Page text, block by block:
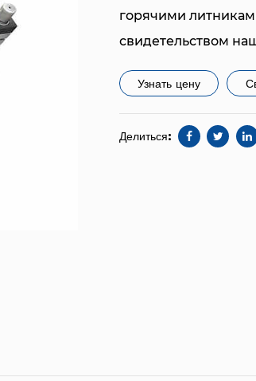
горячими
свидетельством
клиентов,
производства
Наша философия
тщательно
Узнать цену
Делиться: